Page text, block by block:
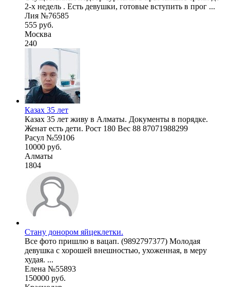
2-х недель . Есть девушки, готовые вступить в прог ...
Лия №76585
555 руб.
Москва
240
Казах 35 лет
Казах 35 лет живу в Алматы. Документы в порядке.
Женат есть дети. Рост 180 Вес 88 87071988299
Расул №59106
10000 руб.
Алматы
1804
Стану донором яйцеклетки.
Все фото пришлю в вацап. (9892797377) Молодая
девушка с хорошей внешностью, ухоженная, в меру
худая. ...
Елена №55893
150000 руб.